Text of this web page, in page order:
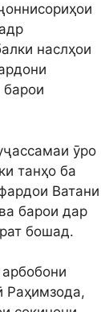
наслҳои
барои
ӯро
танҳо ба
Ватани
барои дар
бошад.
Раҳимзода,